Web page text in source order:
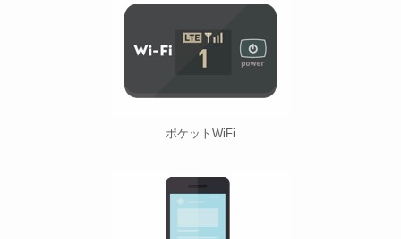
ポケットWiFi